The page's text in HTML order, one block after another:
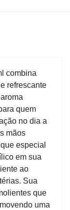
combina
refrescante
quem
no dia a
mãos
especial
em sua
ao
Sua
que
uma